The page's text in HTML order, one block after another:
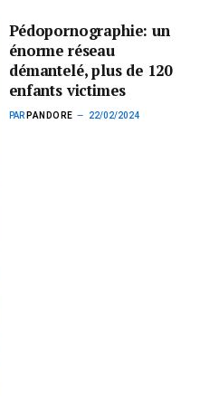
Pédopornographie: un
énorme réseau
démantelé, plus de 120
enfants victimes
PAR PANDORE 22/02/2024